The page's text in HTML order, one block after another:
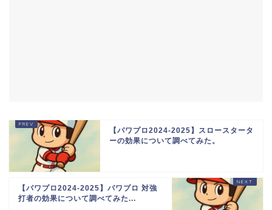
【パワプロ2024-2025】スロースタータ
ーの効果について調べてみた。
【パワプロ2024-2025】パワプロ 対強
打者の効果について調べてみた...